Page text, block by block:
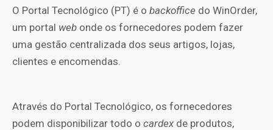
O Portal Tecnológico (PT) é o backoffice do WinOrder,
um portal web onde os fornecedores podem fazer
uma gestão centralizada dos seus artigos, lojas,
clientes e encomendas.
Através do Portal Tecnológico, os fornecedores
podem disponibilizar todo o cardex de produtos,